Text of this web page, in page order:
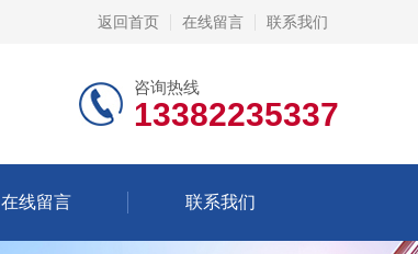
返回首页 在线留言 联系我们
咨询热线
13382235337
在线留言 联系我们